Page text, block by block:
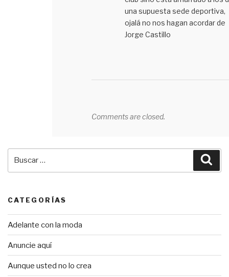
una supuesta sede deportiva,
ojalá no nos hagan acordar de
Jorge Castillo
Comments are closed.
CATEGORÍAS
Adelante con la moda
Anuncie aquí
Aunque usted no lo crea